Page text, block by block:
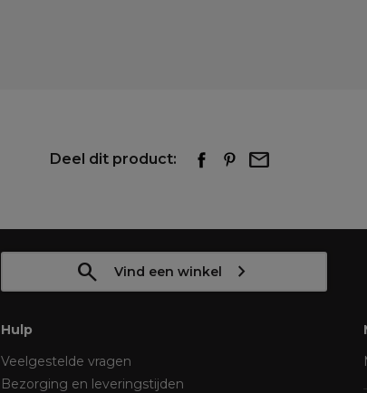
Deel dit product:
Vind een winkel
Hulp
Veelgestelde vragen
Bezorging en leveringstijden